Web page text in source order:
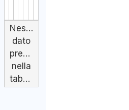
Nessun
dato
presente
nella
tabella